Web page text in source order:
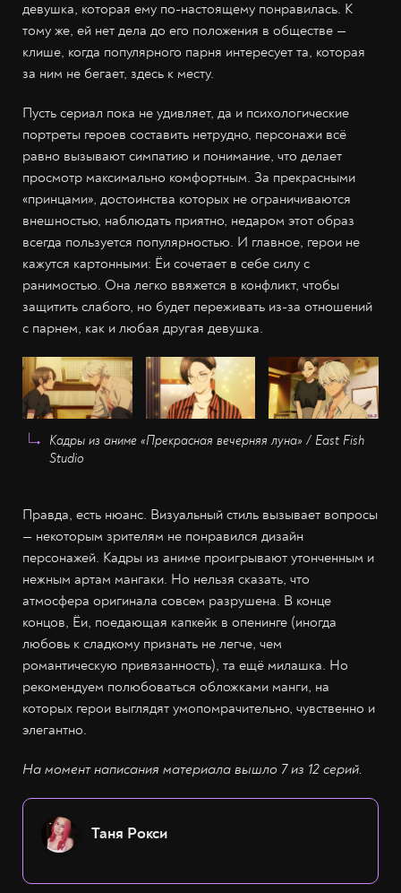
девушка, которая ему по-настоящему понравилась. К
тому же, ей нет дела до его положения в обществе —
клише, когда популярного парня интересует та, которая
за ним не бегает, здесь к месту.
Пусть сериал пока не удивляет, да и психологические
портреты героев составить нетрудно, персонажи всё
равно вызывают симпатию и понимание, что делает
просмотр максимально комфортным. За прекрасными
«принцами», достоинства которых не ограничиваются
внешностью, наблюдать приятно, недаром этот образ
всегда пользуется популярностью. И главное, герои не
кажутся картонными: Ёи сочетает в себе силу с
ранимостью. Она легко ввяжется в конфликт, чтобы
защитить слабого, но будет переживать из-за отношений
с парнем, как и любая другая девушка.
Кадры из аниме «Прекрасная вечерняя луна» / East Fish
Studio
Правда, есть нюанс. Визуальный стиль вызывает вопросы
— некоторым зрителям не понравился дизайн
персонажей. Кадры из аниме проигрывают утонченным и
нежным артам мангаки. Но нельзя сказать, что
атмосфера оригинала совсем разрушена. В конце
концов, Ёи, поедающая капкейк в опенинге (иногда
любовь к сладкому признать не легче, чем
романтическую привязанность), та ещё милашка. Но
рекомендуем полюбоваться обложками манги, на
которых герои выглядят умопомрачительно, чувственно и
элегантно.
На момент написания материала вышло 7 из 12 серий.
Таня Рокси